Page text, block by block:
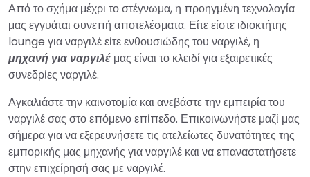
Από το σχήμα μέχρι το στέγνωμα, η προηγμένη τεχνολογία
μας εγγυάται συνεπή αποτελέσματα. Είτε είστε ιδιοκτήτης
lounge για ναργιλέ είτε ενθουσιώδης του ναργιλέ, η
μηχανή για ναργιλέ μας είναι το κλειδί για εξαιρετικές
συνεδρίες ναργιλέ.
Αγκαλιάστε την καινοτομία και ανεβάστε την εμπειρία του
ναργιλέ σας στο επόμενο επίπεδο. Επικοινωνήστε μαζί μας
σήμερα για να εξερευνήσετε τις ατελείωτες δυνατότητες της
εμπορικής μας μηχανής για ναργιλέ και να επαναστατήσετε
στην επιχείρησή σας με ναργιλέ.